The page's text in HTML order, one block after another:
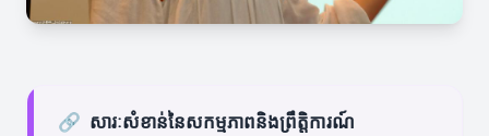
🔗 សារៈសំខាន់នៃសកម្មភាពនិងព្រឹត្តិការណ៍